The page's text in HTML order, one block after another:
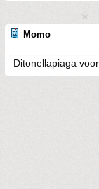
Momo
Ditonellapiaga